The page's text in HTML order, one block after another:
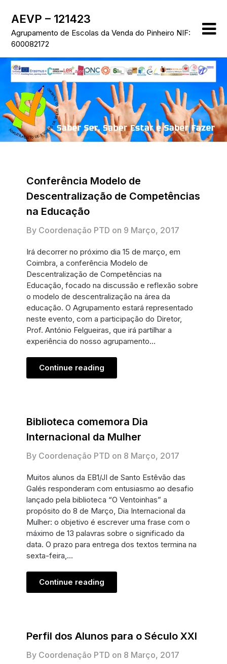
content
AEVP – 121423
Agrupamento de Escolas da Venda do Pinheiro NIF:
600082172
Conferência Modelo de
Descentralização de Competências
na Educação
By Coordenação PTD on 9 Março, 2017
Irá decorrer no próximo dia 15 de março, em
Coimbra, a conferência Modelo de
Descentralização de Competências na
Educação, focado na discussão e reflexão sobre
o modelo de descentralização na área da
educação. O Agrupamento estará representado
neste evento, com a participação do Diretor,
Prof. António Felgueiras, que irá partilhar a
experiência do nosso agrupamento…
Continue reading
Biblioteca comemora Dia
Internacional da Mulher
By Coordenação PTD on 8 Março, 2017
Muitos alunos da EB1/JI de Santo Estêvão das
Galés responderam com entusiasmo ao desafio
lançado pela biblioteca “O Ventoinhas” a
propósito do 8 de Março, Dia Internacional da
Mulher: o objetivo é escrever uma frase com o
máximo de 13 palavras sobre o significado da
data. O prazo para entrega dos textos termina na
sexta-feira,…
Continue reading
Perfil dos Alunos para o Século XXI
By Coordenação PTD on 8 Março, 2017